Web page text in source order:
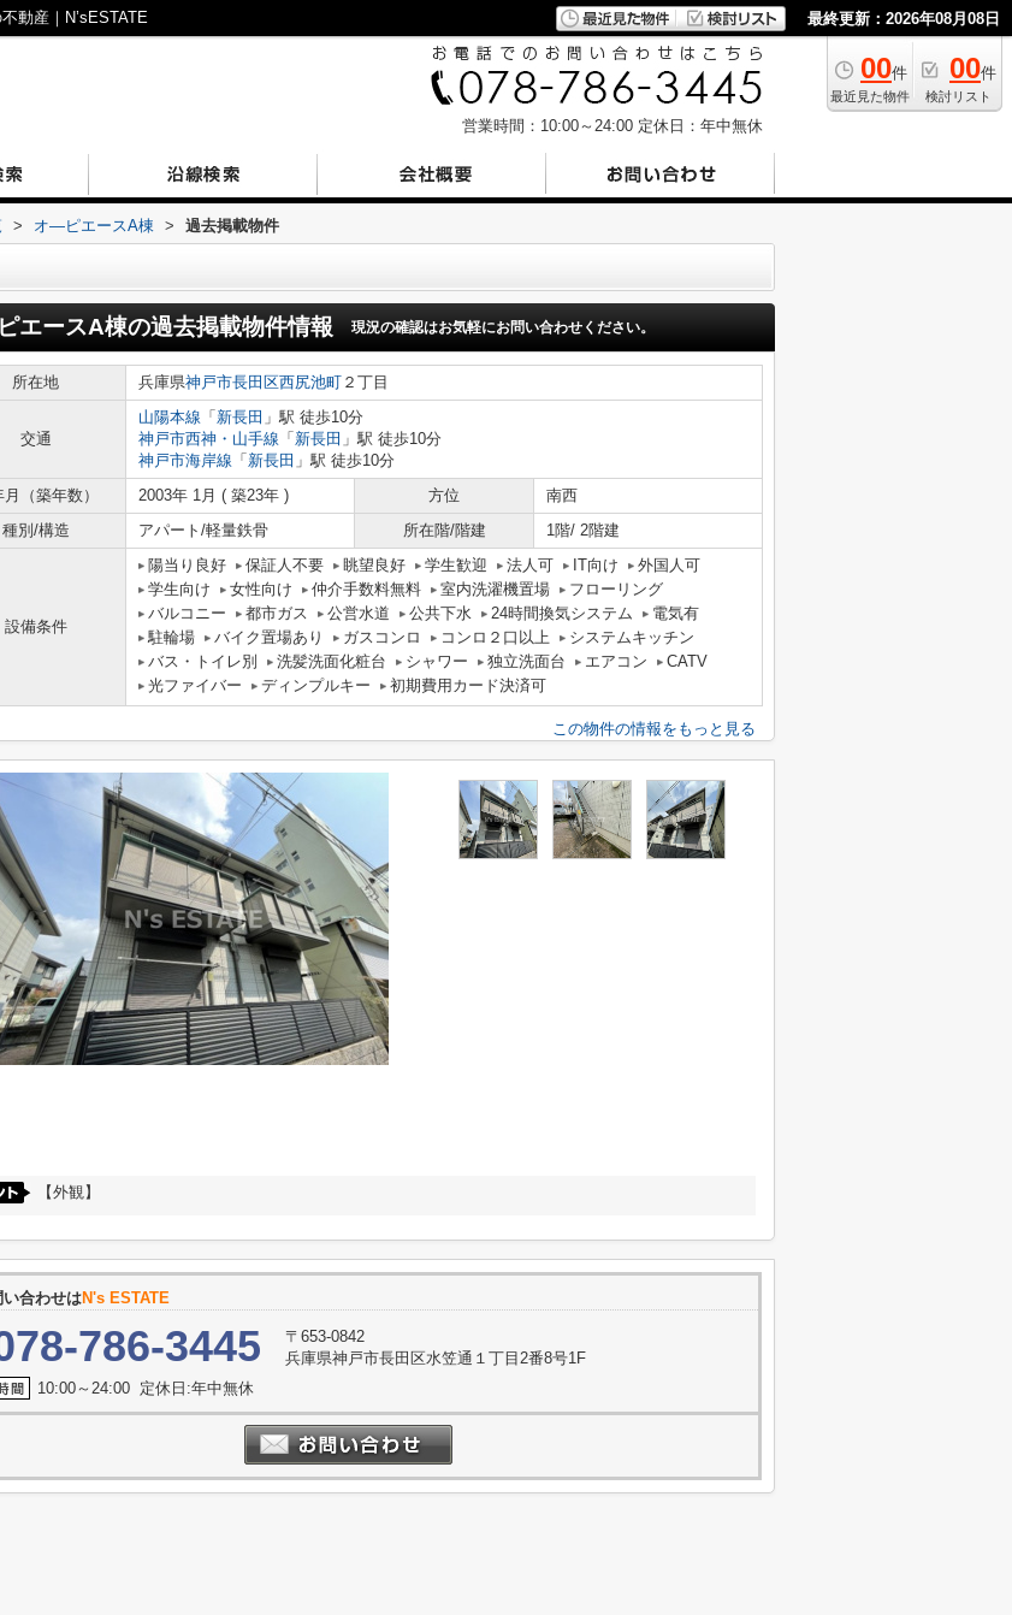
動産｜N’sESTATE 最終更新：2026年08月08日
00件
最近見た物件
00件
検討リスト
営業時間：10:00～24:00 定休日：年中無休
> オ―ピエースA棟 > 過去掲載物件
エースA棟の過去掲載物件情報 現況の確認はお気軽にお問い合わせください。
所在地 兵庫県神戸市長田区西尻池町 ２丁目
交通
山陽本線 「 新長田 」駅 徒歩10分
神戸市西神・山手線 「 新長田 」駅 徒歩10分
神戸市海岸線 「 新長田 」駅 徒歩10分
（築年数）
2003年 1月 ( 築23年 ) 方位
南西
種別/構造
アパート/軽量鉄骨 所在階/階建 1階/ 2階建
設備条件
陽当り良好 保証人不要 眺望良好 学生歓迎 法人可 IT向け
外国人可
学生向け
女性向け 仲介手数料無料 室内洗濯機置場
フローリング
バルコニー
都市ガス 公営水道 公共下水 24時間換気システム
電気有
駐輪場
バイク置場あり ガスコンロ コンロ２口以上
システムキッチン
バス・トイレ別
洗髪洗面化粧台 シャワー 独立洗面台 エアコン
CATV
光ファイバー
ディンプルキー 初期費用カード決済可
この物件の情報をもっと見る
【外観】
い合わせはN's ESTATE
786-3445
〒653-0842
兵庫県神戸市長田区水笠通１丁目2番8号1F
10:00～24:00 定休日:年中無休